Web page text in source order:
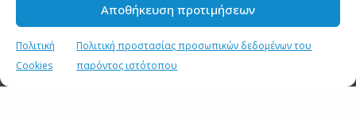
Αποθήκευση προτιμήσεων
Πολιτική
Cookies
Πολιτική προστασίας προσωπικών δεδομένων του
παρόντος ιστότοπου